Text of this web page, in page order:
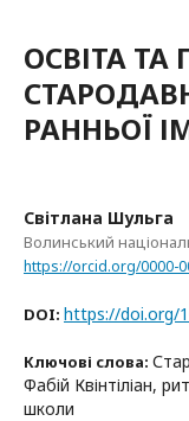
ОСВІТА
РАННЬОЇ
Світлана Шульга
Волинський
https://orcid.org/0000-
DOI: https://doi.org/
Ключові слова:
Фабій Квінтіліан,
школи